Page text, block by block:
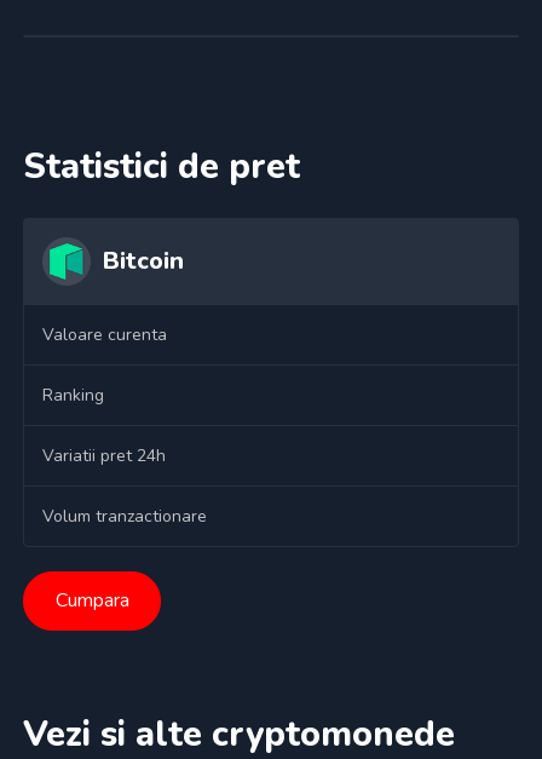
Statistici de pret
Bitcoin
Valoare curenta
Ranking
Variatii pret 24h
Volum tranzactionare
Cumpara
Vezi si alte cryptomonede